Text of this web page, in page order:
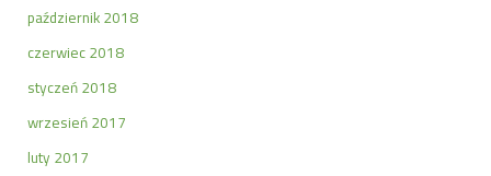
październik 2018
czerwiec 2018
styczeń 2018
wrzesień 2017
luty 2017